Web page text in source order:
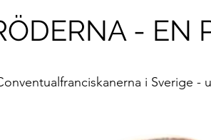
- EN
i Sverige -